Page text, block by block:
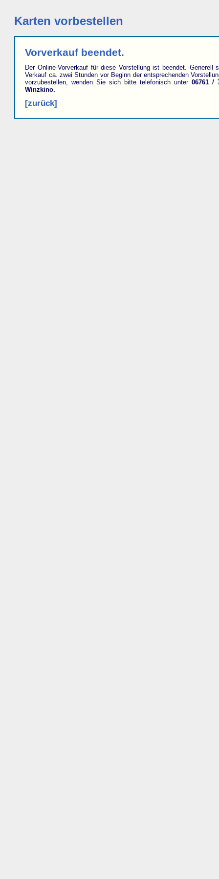
Karten vorbestellen
Vorverkauf beendet.
Der Online-Vorverkauf für diese Vorstellung ist beendet. Generell
Verkauf ca. zwei Stunden vor Beginn der entsprechenden
vorzubestellen, wenden Sie sich bitte telefonisch unter06761 /
Winzkino.
[zurück]